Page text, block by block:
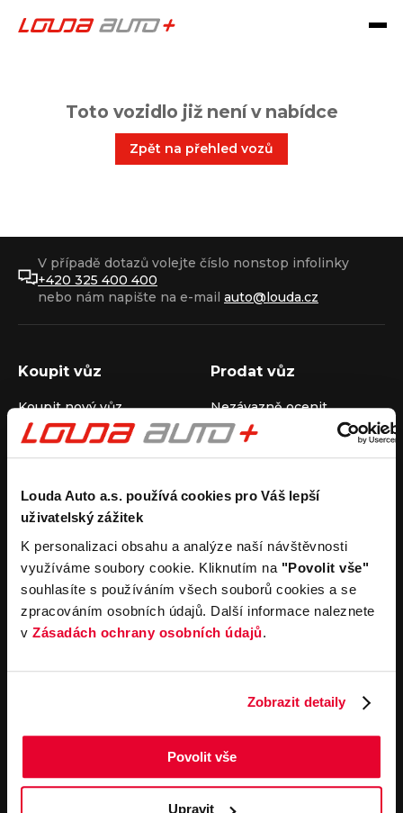
Louda Auto a.s. používá cookies pro Váš lepší
uživatelský zážitek
K personalizaci obsahu a analýze naší návštěvnosti
využíváme soubory cookie. Kliknutím na "Povolit vše"
souhlasíte s používáním všech souborů cookies a se
zpracováním osobních údajů. Další informace naleznete
v Zásadách ochrany osobních údajů.
Zobrazit detaily
Povolit vše
Upravit
Toto vozidlo již není v nabídce
Zpět na přehled vozů
V případě dotazů volejte číslo nonstop infolinky
+420 325 400 400
nebo nám napište na e-mail auto@louda.cz
Koupit vůz
Koupit nový vůz
Koupit ojetý vůz
Koupit užitkový vůz
Prodat vůz
Nezávazně ocenit
Průběh výkupu vozu
Pronájem
Carsharing
Autopůjčovna
Operativní leasing
Společnost
Louda Auto+ Poděbrady
Obytné vozy
Novinky
Kariéra
Servisní služby
Servis
Důležité odkazy
Cookies
Všeobecné obchodní
podmínky pro online
vozidel
Všeobecné obchodní
podmínky pro provádění
servisních prací